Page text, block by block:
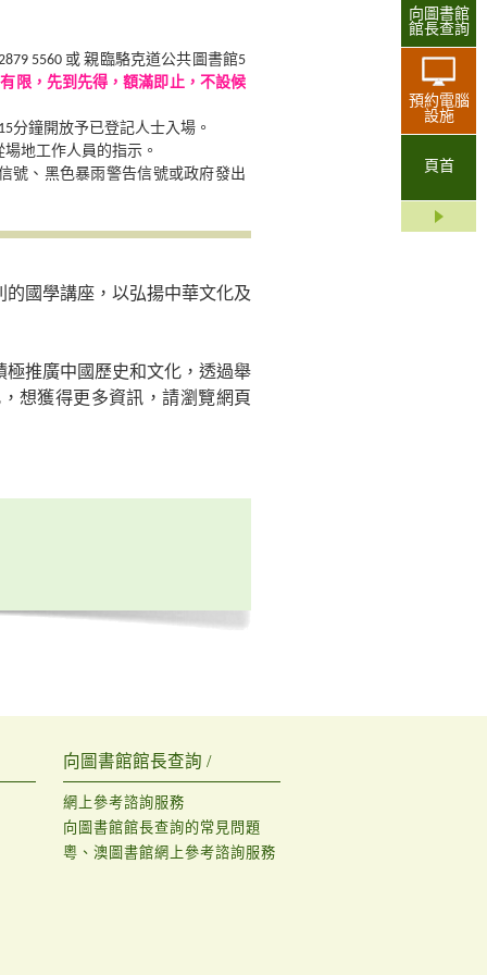
向圖書館
館長查詢
預約電腦
設施
頁首
5560 或 親臨駱克道公共圖書館5
限，先到先得，額滿即止，不設候
鐘開放予已登記人士入場。
地工作人員的指示。
號、黑色暴雨警告信號或政府發出
國學講座，以弘揚中華文化及
推廣中國歷史和文化，透過舉
想獲得更多資訊，請瀏覽網頁
向圖書館館長查詢 /
網上參考諮詢服務
向圖書館館長查詢的常見問題
粵、澳圖書館網上參考諮詢服務